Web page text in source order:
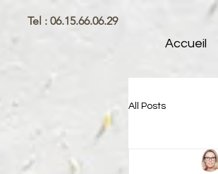
Accueil
Tel : 06.15.66.06.29
All Posts